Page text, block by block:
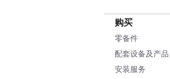
购买
零备件
配套设备及产品
安装服务